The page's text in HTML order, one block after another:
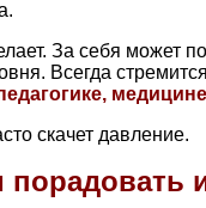
За себя может
Всегда
скачет давление.
порадовать